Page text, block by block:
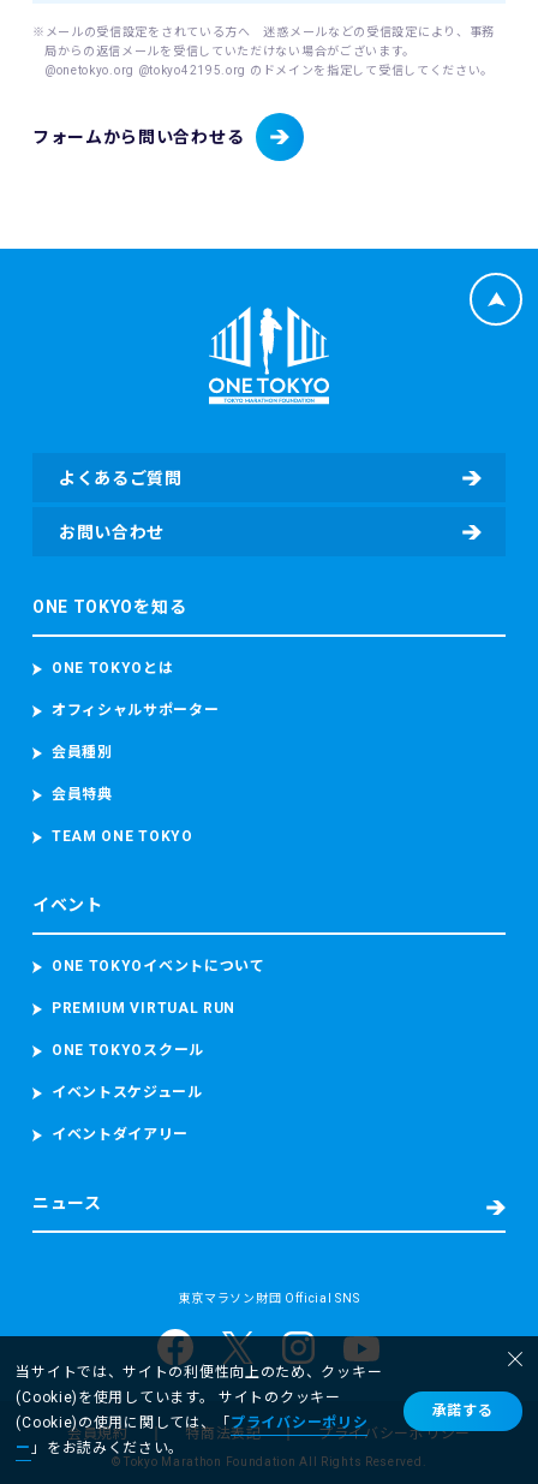
当サイトでは、サイトの利便性向上のため、クッキー
(Cookie)を使用しています。 サイトのクッキー
(Cookie)の使用に関しては、「 プライバシーポリシ
ー 」をお読みください。
承諾する
内でこれを行います。
(1) 取り扱う個人情報
・東京マラソン等にご応募いただく場合
・東京マラソン等を通じて寄付をしていただく場合
ルアドレス、国籍、パスポート番号（海外エントリーの場
係、日本陸上競技連盟（JAAF）への登録の有無、JAAF ID
等）、応募者のレース種目情報（応募者の障害（視覚障害、
知的障害、車いす）の有無、臓器移植の有無、伴走者の有
無）（該当する場合）、寄付者情報（所属先、住所、電話番
号、部署名、役職、担当者氏名、担当者電子メールアドレ
得し、取り扱います。
・東京マラソン等にご参加いただく場合
検査の結果を取得することがあります。 東京マラソン等に参
加する場合、上記のデータのほか、顔写真、カメラ映像、本
大会記録並び本大会中の中途記録及び推定走行位置情報を含
加者本人であることを確認するため参加者の顔写真を撮影
映像（参加者の容貌が写り込むことがあります。）を撮影
し、これらを取り扱います。
真、カメラ映像、本大会記録並び本大会中の中途記録及び推
参加者の顔写真を撮影し、本大会中におけるコースの安全管
理のために監視カメラ映像（参加者の容貌が写り込むことが
あります。）を撮影し、これらを取り扱います。
・救護又は病院への搬送が必要となった場合
療中の病気、現在服用中の薬、アレルギー、傷病名、症状、
発生場所、処置の内容（もしあれば）等の必要な情報を取得
また、病院へ搬送された場合には、当財団は、補償を含む事
及び改善のため、傷病名、症状経過、治療経過及び現在の処
方について当該病院から取得します。
(2) 個人情報の取扱いの目的
成のために個人情報を取り扱います。
・東京マラソン等にご応募いただくため
・東京マラソン等を通じて寄付をしていただくため
ー 参加者の抽選及び登録のため
ー 大会応募者及び参加者へのサービス及び安全の向上
ー 大会協賛企業・協力・関係団体からの情報提供
フォームから問い合わせる
※メールの受信設定をされている方へ 迷惑メールなどの受信設定により、事務
局からの返信メールを受信していただけない場合がございます。
@onetokyo.org @tokyo42195.org のドメインを指定して受信してください。
よくあるご質問
お問い合わせ
ONE TOKYOを知る
ONE TOKYOとは
オフィシャルサポーター
会員種別
会員特典
TEAM ONE TOKYO
イベント
ONE TOKYOイベントについて
PREMIUM VIRTUAL RUN
ONE TOKYOスクール
イベントスケジュール
イベントダイアリー
ニュース
東京マラソン財団 Official SNS
会員規約 特商法表記 プライバシーポリシー
©︎ Tokyo Marathon Foundation All Rights Reserved.